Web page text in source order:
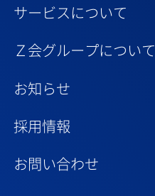
サービスについて
Ｚ会グループについて
お知らせ
採用情報
お問い合わせ